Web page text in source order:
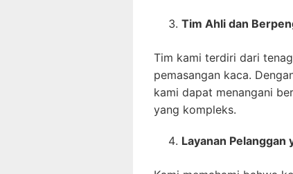
Tim Ahli dan
Tim kami terdiri dari
pemasangan kaca.
kami dapat menangani
yang kompleks.
Layanan Pelanggan